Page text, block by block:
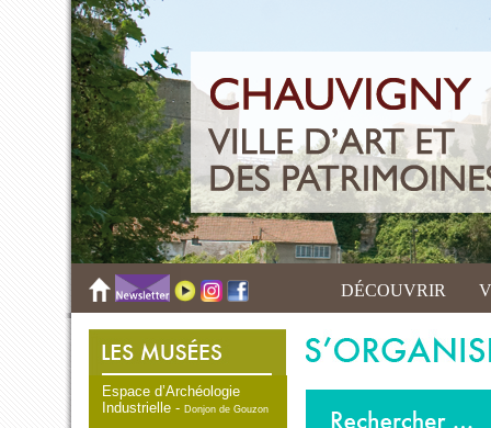
DÉCOUVRIR
Espace d’Archéologie
Industrielle -Donjon de Gouzon